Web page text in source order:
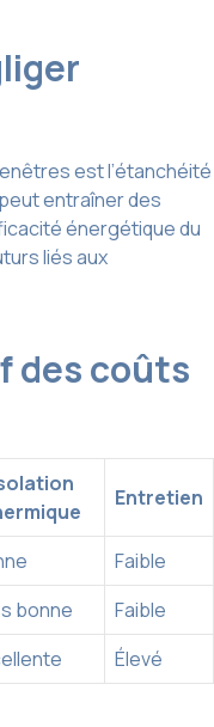
est l’étanchéité
entraîner des
énergétique du
liés aux
des coûts
Entretien
Faible
bonne
Faible
Élevé